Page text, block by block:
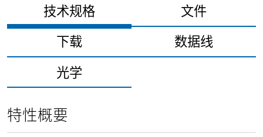
技术规格
文件
下载
数据线
光学
特性概要